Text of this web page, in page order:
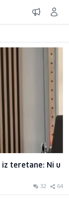
teretane: Ni u
32 64